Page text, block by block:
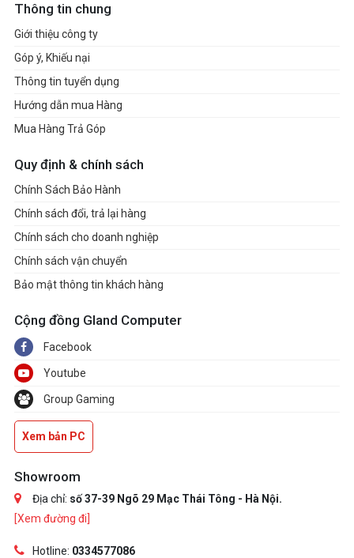
Thông tin chung
Giới thiệu công ty
Góp ý, Khiếu nại
Thông tin tuyển dụng
Hướng dẫn mua Hàng
Mua Hàng Trả Góp
Quy định & chính sách
Chính Sách Bảo Hành
Chính sách đổi, trả lại hàng
Chính sách cho doanh nghiệp
Chính sách vận chuyển
Bảo mật thông tin khách hàng
Cộng đồng Gland Computer
Facebook
Youtube
Group Gaming
Xem bản PC
Showroom
Địa chỉ: số 37-39 Ngõ 29 Mạc Thái Tông - Hà Nội.
[Xem đường đi]
Hotline: 0334577086